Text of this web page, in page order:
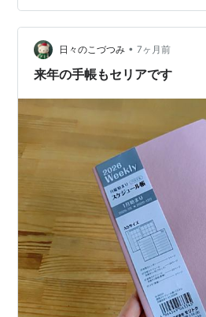
途中でウィークリー挟みながらの
今回使うことにした手帳 来年用
な…… というか来年用は発売する
日々のこづつみ • 7ヶ月前
来年の手帳もセリアです